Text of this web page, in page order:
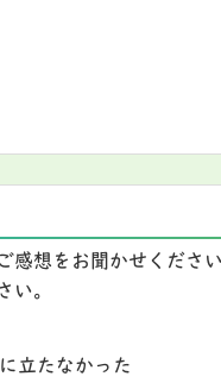
感想をお聞かせくださ
い。
立たなかった